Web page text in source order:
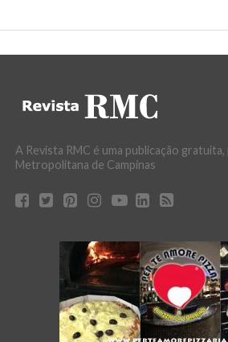
A Revista RMC é uma publicação gratuita,
Metropolitana de Campinas